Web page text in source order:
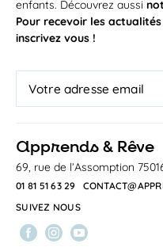
enfants. Découvrez aussi
Pour recevoir les
inscrivez vous !
apprends & Rêve
69, rue de l’Assomption
01 81 51 63 29
SUIVEZ NOUS